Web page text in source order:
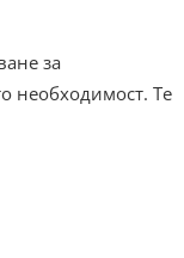
за
необходимост. Те